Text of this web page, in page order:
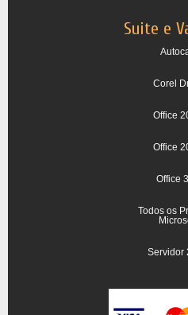
Suite e
Corel
Office
Office
Office
Todos os
Servidor